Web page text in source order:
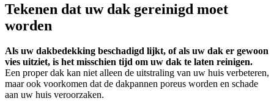
Tekenen dat uw dak gereinigd moet
worden
Als uw dakbedekking beschadigd lijkt, of als uw dak er gewoon
vies uitziet, is het misschien tijd om uw dak te laten reinigen.
Een proper dak kan niet alleen de uitstraling van uw huis verbeteren,
maar ook voorkomen dat de dakpannen poreus worden en schade
aan uw huis veroorzaken.